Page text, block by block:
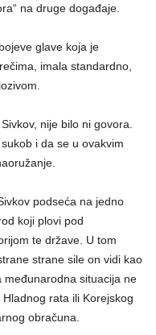
na druge događaje.
glave koja je
imala standardno,
nije bilo ni govora.
i da se u ovakvim
podseća na jedno
koji plovi pod
te države. U tom
strane sile on vidi kao
međunarodna situacija ne
rata ili Korejskog
obračuna.